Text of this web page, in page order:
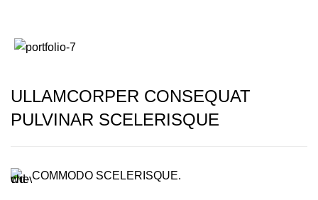
ULLAMCORPER CONSEQUAT
PULVINAR SCELERISQUE
COMMODO SCELERISQUE.